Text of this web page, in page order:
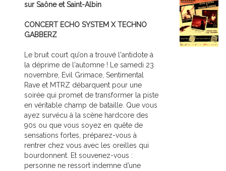
sur Saône et Saint-Albin
CONCERT ECHO SYSTEM X TECHNO
GABBERZ
Le bruit court qu’on a trouvé l'antidote à
la déprime de l'automne ! Le samedi 23
novembre, Evil Grimace, Sentimental
Rave et MTRZ débarquent pour une
soirée qui promet de transformer la piste
en véritable champ de bataille. Que vous
ayez survécu à la scène hardcore des
90s ou que vous soyez en quête de
sensations fortes, préparez-vous à
rentrer chez vous avec les oreilles qui
bourdonnent. Et souvenez-vous :
personne ne ressort indemne d’une